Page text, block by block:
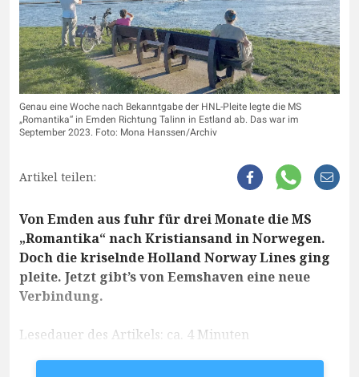
Genau eine Woche nach Bekanntgabe der HNL-Pleite legte die MS
„Romantika“ in Emden Richtung Talinn in Estland ab. Das war im
September 2023. Foto: Mona Hanssen/Archiv
Artikel teilen:
Von Emden aus fuhr für drei Monate die MS
„Romantika“ nach Kristiansand in Norwegen.
Doch die kriselnde Holland Norway Lines ging
pleite. Jetzt gibt’s von Eemshaven eine neue
Verbindung.
Lesedauer des Artikels: ca. 4 Minuten